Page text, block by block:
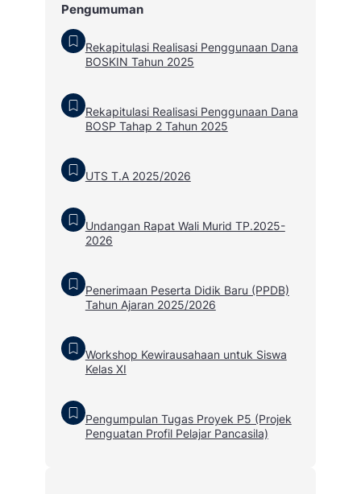
Pengumuman
Rekapitulasi Realisasi Penggunaan Dana
BOSKIN Tahun 2025
Rekapitulasi Realisasi Penggunaan Dana
BOSP Tahap 2 Tahun 2025
UTS T.A 2025/2026
Undangan Rapat Wali Murid TP.2025-
2026
Penerimaan Peserta Didik Baru (PPDB)
Tahun Ajaran 2025/2026
Workshop Kewirausahaan untuk Siswa
Kelas XI
Pengumpulan Tugas Proyek P5 (Projek
Penguatan Profil Pelajar Pancasila)